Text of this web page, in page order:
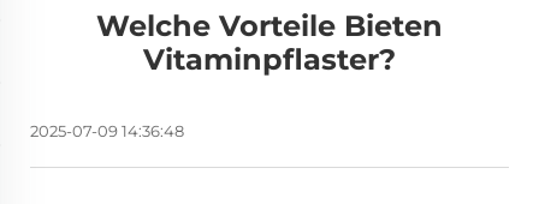
Welche Vorteile Bieten
Vitaminpflaster?
2025-07-09 14:36:48